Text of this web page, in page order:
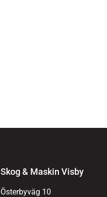
Skog & Maskin Visby
Österbyväg 10